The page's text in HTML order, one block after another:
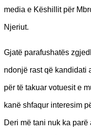
media e Këshillit për
Njeriut.
Gjatë parafushatës
ndonjë rast që kandidati
për të takuar votuesit e
kanë shfaqur interesim
Deri më tani nuk ka